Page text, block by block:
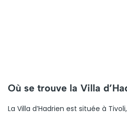
Où se trouve la Villa
La Villa d’Hadrien est située à